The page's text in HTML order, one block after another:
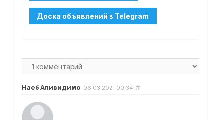
Наеб Аливидимо 06.03.2021 00:34 #